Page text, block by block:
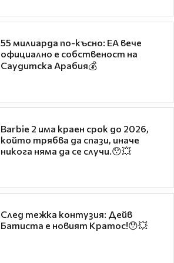
55 милиарда по-късно: EA вече
официално е собственост на
Саудитска Арабия💰
Barbie 2 има краен срок до 2026,
който трябва да спази, иначе
никога няма да се случи.😯💥
След тежка контузия: Дейв
Батиста е новият Кратос!😯💥